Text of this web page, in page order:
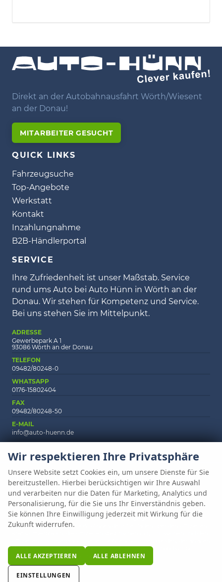
Direkt an der Autobahnausfahrt Wörth/Wiesent
an der Donau!
MITARBEITER GESUCHT
QUICK LINKS
Fahrzeugsuche
Top-Angebote
Werkstatt
Kontakt
Inzahlungnahme
B2B-Händlerportal
SERVICE
Ihre Zufriedenheit ist unser Maßstab. Service
rund ums Auto bei Auto Hünn in Wörth an der
Donau. Wir stehen für Kompetenz und Service.
Bei uns stehen Sie im Mittelpunkt.
ADRESSE
Gewerbepark A 1
93086 Wörth an der Donau
TELEFON
09482/80248-0
WHATSAPP
0176-15802404
FAX
09482/80248-50
E-MAIL
info@auto-huenn.de
Anmelden Fragen & Antworten Impressum
AGB
Datenschutz
Cookie-Einstellungen
Weitere Informationen zum offiziellen Kraftstoffverbrauch und zu den
offiziellen spezifischen CO -Emissionen und gegebenenfalls zum
Stromverbrauch neuer PKW können dem 'Leitfaden über den offiziellen
Verkaufsstellen und bei der 'Deutschen Automobil Treuhand GmbH'
unentgeltlich erhältlich ist unter www.dat.de.
Wir respektieren Ihre Privatsphäre
Unsere Website setzt Cookies ein, um unsere Dienste für Sie
bereitzustellen. Hierbei berücksichtigen wir Ihre Auswahl
und verarbeiten nur die Daten für Marketing, Analytics und
Personalisierung, für die Sie uns Ihr Einverständnis geben.
Sie können Ihre Einwilligung jederzeit mit Wirkung für die
Zukunft widerrufen.
ALLE AKZEPTIEREN ALLE ABLEHNEN
EINSTELLUNGEN